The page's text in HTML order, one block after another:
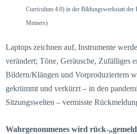
Curriculum 4.0) in der Bildungswerkstatt
Meiners)
Laptops zeichnen auf, Instrumente
verändert; Töne, Geräusche, Zufälliges
Bildern/Klängen und Vorproduziertem
gekrümmt und verkürzt – in den
Sitzungswelten – vermisste
Wahrgenommenes wird rück-